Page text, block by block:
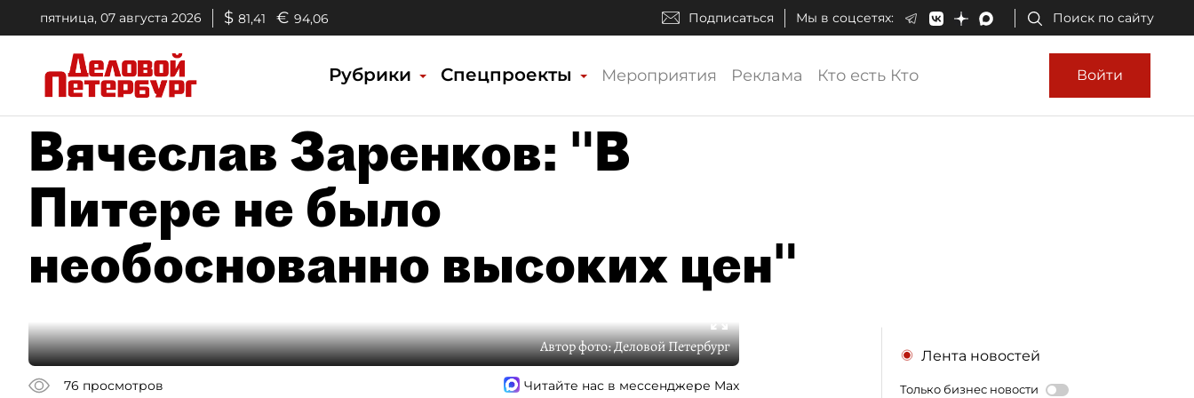
пятница, 07 августа 2026 $ 81,41 € 94,06 Подписаться Мы в соцсетях: Поиск по сайту
Рубрики Спецпроекты Мероприятия Реклама Кто есть Кто Войти
Вячеслав Заренков: "В
Питере не было
необоснованно высоких цен"
Автор фото:Деловой Петербург
76 просмотров Читайте нас в мессенджере Max
Лента новостей
Только бизнес новости